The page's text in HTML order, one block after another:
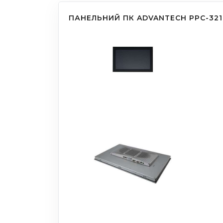
ПАНЕЛЬНИЙ ПК ADVANTECH PPC-